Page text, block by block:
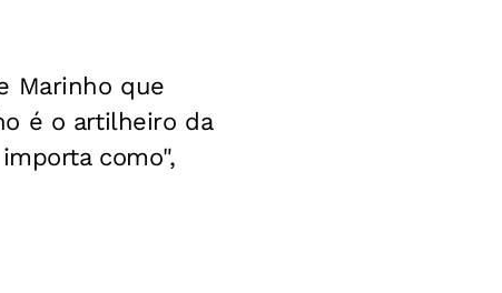
Marinho que
é o artilheiro da
como",